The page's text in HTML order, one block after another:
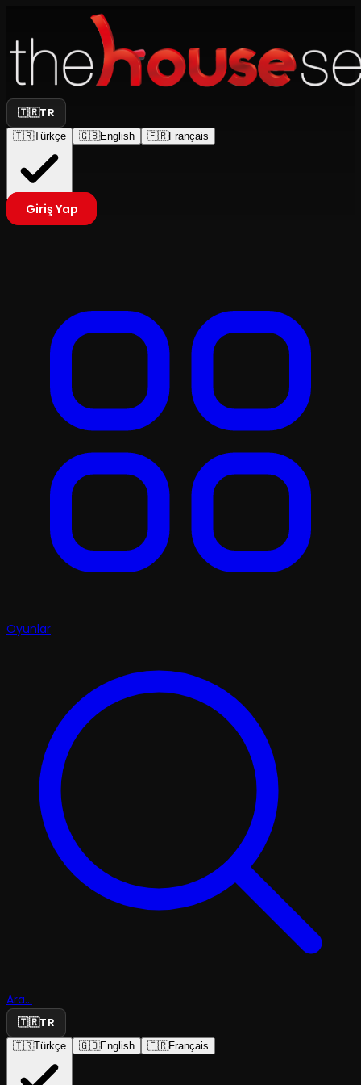
🇹🇷TR
🇹🇷Türkçe 🇬🇧English 🇫🇷Français
Giriş Yap
Oyunlar
Ara...
🇹🇷TR
🇹🇷Türkçe 🇬🇧English 🇫🇷Français